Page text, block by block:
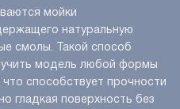
мойки
натуральную
смолы. Такой способ
модель любой формы
способствует прочности
гладкая поверхность без